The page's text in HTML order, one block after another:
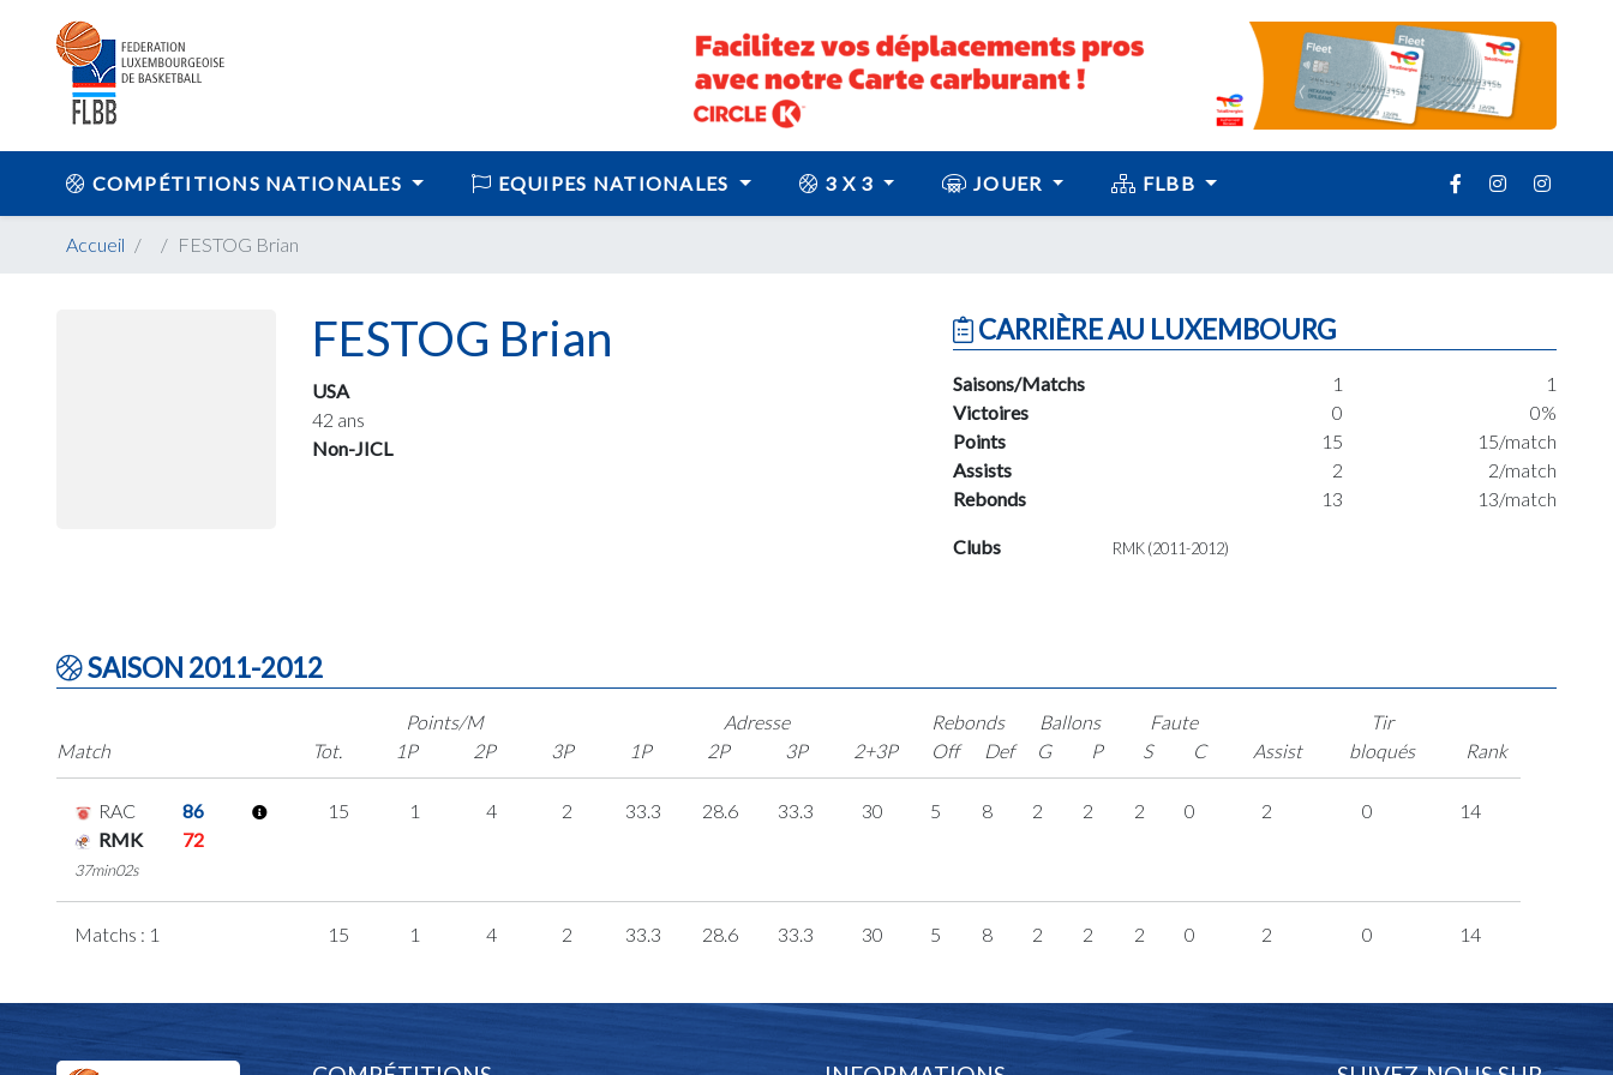
COMPÉTITIONS NATIONALES EQUIPES NATIONALES 3 X 3 JOUER FLBB
Accueil FESTOG Brian
FESTOG Brian
USA
42 ans
Non-JICL
CARRIÈRE AU LUXEMBOURG
Saisons/Matchs 1
1
Victoires
0
0%
Points
15
15/match
Assists
2
2/match
Rebonds
13 13/match
Clubs RMK (2011-2012)
SAISON 2011-2012
Match
Points/M
Tot.
1P 2P 3P
Adresse
1P
2P 3P 2+3P
Rebonds
Off
Def
Ballons
G
P
Faute
S
C Assist
Tir
bloqués
Rank
RAC
86
RMK
72
37min02s
15 1 4 2 33.3 28.6 33.3 30 5 8 2 2 2 0 2 0 14
Matchs : 1 15 1 4 2 33.3 28.6 33.3 30 5 8 2 2 2 0 2 0 14